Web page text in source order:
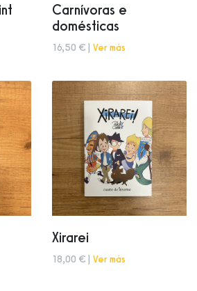
Carnívoras e
domésticas
16,50 € | Ver más
Xirarei
18,00 € | Ver más